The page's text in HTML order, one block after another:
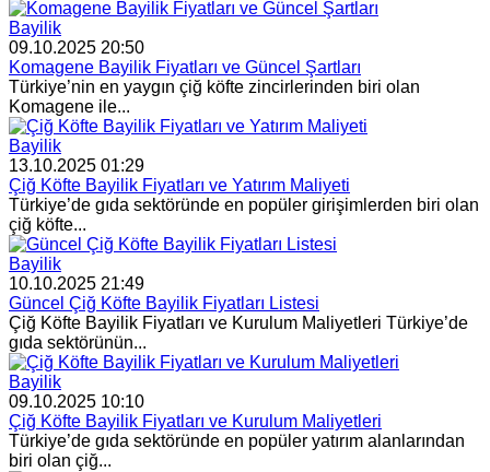
Bayilik
09.10.2025 20:50
Komagene Bayilik Fiyatları ve Güncel Şartları
Türkiye’nin en yaygın çiğ köfte zincirlerinden biri olan
Komagene ile...
Bayilik
13.10.2025 01:29
Çiğ Köfte Bayilik Fiyatları ve Yatırım Maliyeti
Türkiye’de gıda sektöründe en popüler girişimlerden biri olan
çiğ köfte...
Bayilik
10.10.2025 21:49
Güncel Çiğ Köfte Bayilik Fiyatları Listesi
Çiğ Köfte Bayilik Fiyatları ve Kurulum Maliyetleri Türkiye’de
gıda sektörünün...
Bayilik
09.10.2025 10:10
Çiğ Köfte Bayilik Fiyatları ve Kurulum Maliyetleri
Türkiye’de gıda sektöründe en popüler yatırım alanlarından
biri olan çiğ...